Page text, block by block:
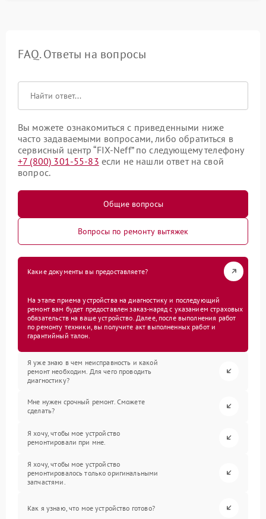
FAQ. Ответы на вопросы
Вы можете ознакомиться с приведенными ниже
часто задаваемыми вопросами, либо обратиться в
сервисный центр “FIX-Neff” по следующему телефону
+7 (800) 301-55-83 если не нашли ответ на свой
вопрос.
Общие вопросы
Вопросы по ремонту вытяжек
Какие документы вы предоставляете?
На этапе приема устройства на диагностику и последующий
ремонт вам будет предоставлен заказ-наряд с указанием страховых
обязательств на ваше устройство. Далее, после выполнения работ
по ремонту техники, вы получите акт выполненных работ и
гарантийный талон.
Я уже знаю в чем неисправность и какой
ремонт необходим. Для чего проводить
диагностику?
Мне нужен срочный ремонт. Сможете
сделать?
Я хочу, чтобы мое устройство
ремонтировали при мне.
Я хочу, чтобы мое устройство
ремонтировалось только оригинальными
запчастями.
Как я узнаю, что мое устройство готово?